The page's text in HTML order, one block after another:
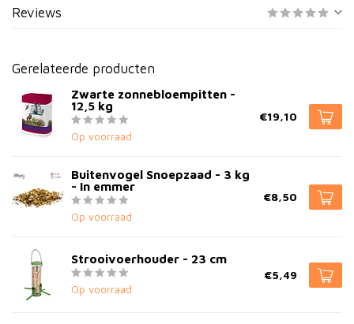
Reviews
Gerelateerde producten
Zwarte zonnebloempitten -
12,5 kg
Op voorraad
€19,10
Buitenvogel Snoepzaad - 3 kg
- In emmer
Op voorraad
€8,50
Strooivoerhouder - 23 cm
Op voorraad
€5,49